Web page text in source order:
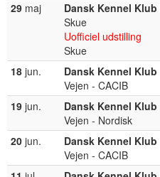
29 maj Dansk Kennel Klub
Skue
Uofficiel udstilling
Skue
18 jun.
Dansk Kennel Klub
Vejen - CACIB
19 jun.
Dansk Kennel Klub
Vejen - Nordisk
20 jun.
Dansk Kennel Klub
Vejen - CACIB